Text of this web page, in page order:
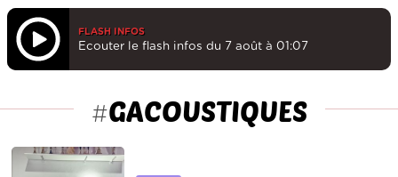
FLASH INFOS
Ecouter le flash infos du 7 août à 01:07
#GACOUSTIQUES